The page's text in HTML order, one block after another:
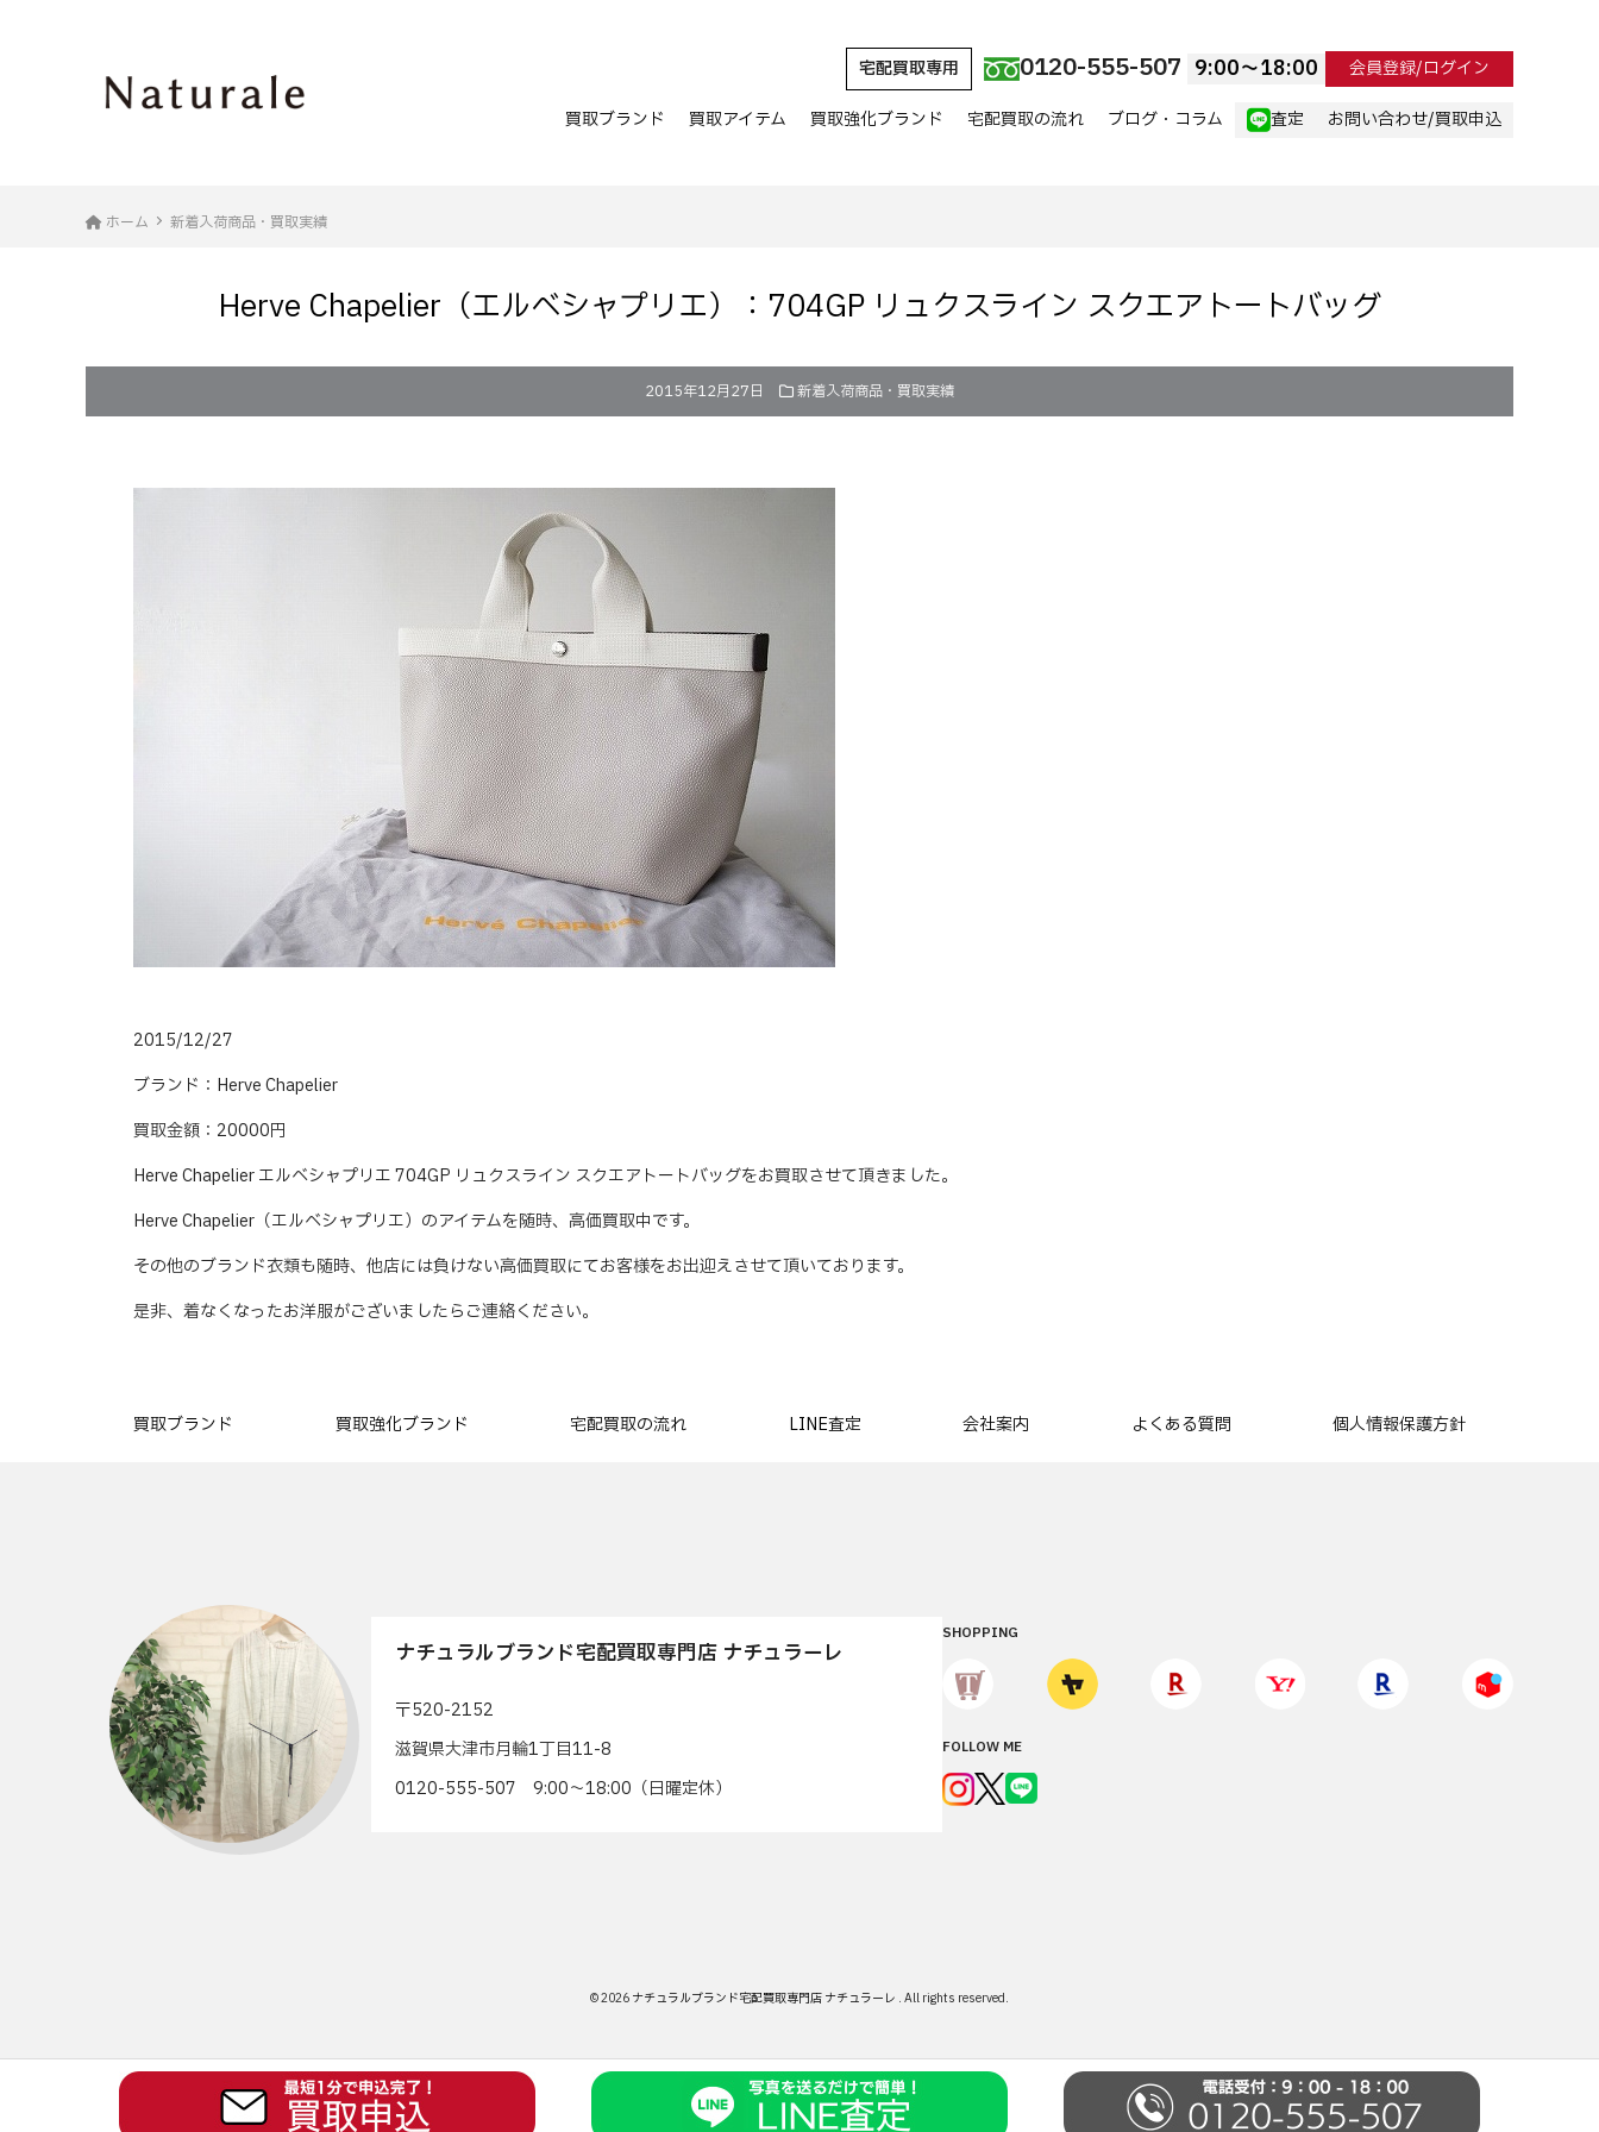
宅配買取専用 0120-555-507 9:00〜18:00 会員登録/ログイン
買取ブランド 買取アイテム 買取強化ブランド 宅配買取の流れ ブログ・コラム 査定 お問い合わせ/買取申込
ホーム 新着入荷商品・買取実績
Herve Chapelier（エルベシャプリエ）：704GP リュクスライン スクエアトートバッグ
2015年12月27日 新着入荷商品・買取実績
2015/12/27
ブランド：Herve Chapelier
買取金額：20000円
Herve Chapelier エルベシャプリエ 704GP リュクスライン スクエアトートバッグをお買取させて頂きました。
Herve Chapelier（エルベシャプリエ）のアイテムを随時、高価買取中です。
その他のブランド衣類も随時、他店には負けない高価買取にてお客様をお出迎えさせて頂いております。
是非、着なくなったお洋服がございましたらご連絡ください。
買取ブランド 買取強化ブランド 宅配買取の流れ LINE査定 会社案内 よくある質問 個人情報保護方針
ナチュラルブランド宅配買取専門店 ナチュラーレ
〒520-2152
滋賀県大津市月輪1丁目11-8
0120-555-507 9:00〜18:00（日曜定休）
SHOPPING
FOLLOW ME
© 2026 ナチュラルブランド宅配買取専門店 ナチュラーレ . All rights reserved.